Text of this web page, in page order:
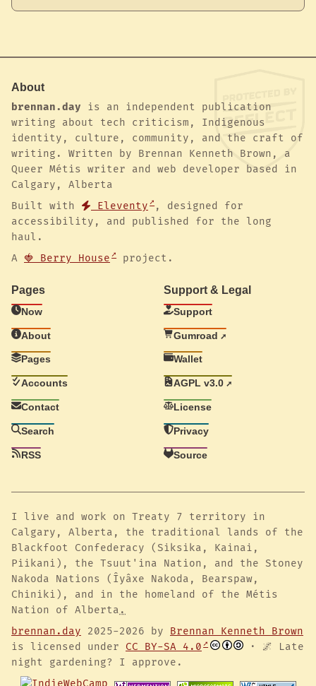
About
brennan.day is an independent publication
writing about tech criticism, Indigenous
identity, culture, community, and the craft of
writing. Written by Brennan Kenneth Brown, a
Queer Métis writer and web developer based in
Calgary, Alberta
Built with
Eleventy
, designed for
accessibility, and published for the long
haul.
A 🍓 Berry House project.
Pages
Now
About
Pages
Accounts
Contact
Search
RSS
Support & Legal
Support
Gumroad
Wallet
AGPL v3.0
License
Privacy
Source
I live and work on Treaty 7 territory in
Calgary, Alberta, the traditional lands of the
Blackfoot Confederacy (Siksika, Kainai,
Piikani), the Tsuut'ina Nation, and the Stoney
Nakoda Nations (Îyâxe Nakoda, Bearspaw,
Chiniki), and in the homeland of the Métis
Nation of Alberta .
brennan.day 2025-2026 by Brennan Kenneth Brown
is licensed under CC BY-SA 4.0
· 🌌 Late
night gardening? I approve.